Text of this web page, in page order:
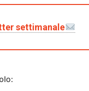
settimanale